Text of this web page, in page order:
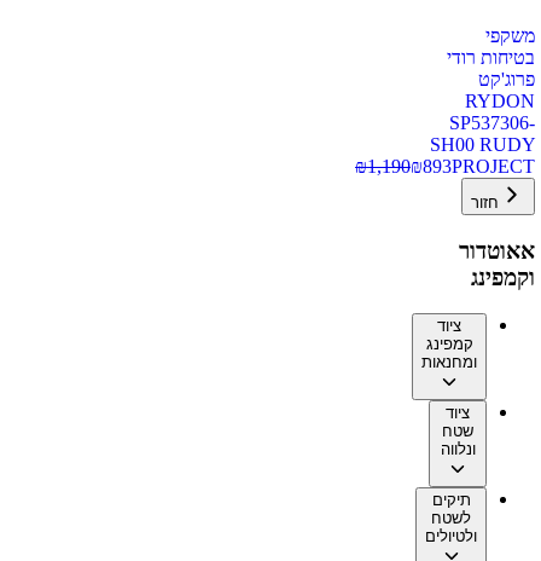
משקפי
בטיחות רודי
פרוג'קט
RYDON
SP537306-
SH00 RUDY
PROJECT
₪893
₪1,190
חזור
אאוטדור
וקמפינג
ציוד
קמפינג
ומחנאות
ציוד
שטח
ונלווה
תיקים
לשטח
ולטיולים